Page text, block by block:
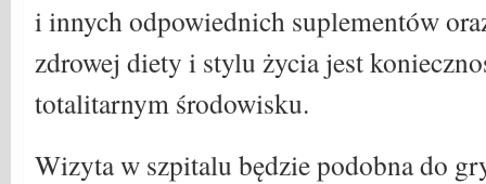
i innych odpowiednich suplementów
zdrowej diety i stylu życia jest
totalitarnym środowisku.
Wizyta w szpitalu będzie podobna do